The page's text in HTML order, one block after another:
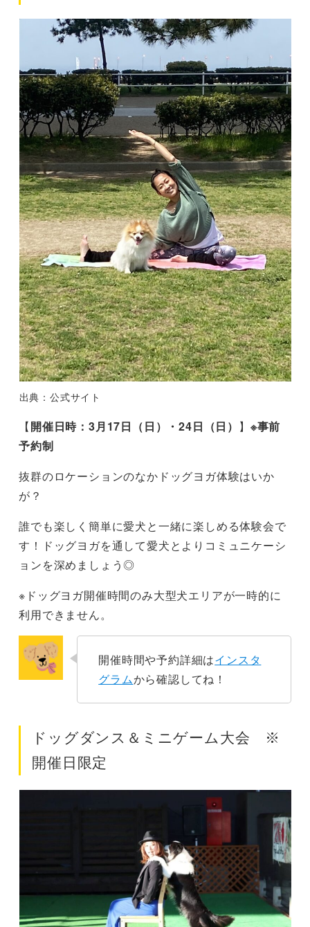
出典：公式サイト
【開催日時：3月17日（日）・24日（日） 】 ※事前
予約制
抜群のロケーションのなかドッグヨガ体験はいか
が？
誰でも楽しく簡単に愛犬と一緒に楽しめる体験会で
す！ドッグヨガを通して愛犬とよりコミュニケーシ
ョンを深めましょう◎
※ドッグヨガ開催時間のみ大型犬エリアが一時的に
利用できません。
開催時間や予約詳細はインスタ
グラムから確認してね！
ドッグダンス＆ミニゲーム大会 ※
開催日限定